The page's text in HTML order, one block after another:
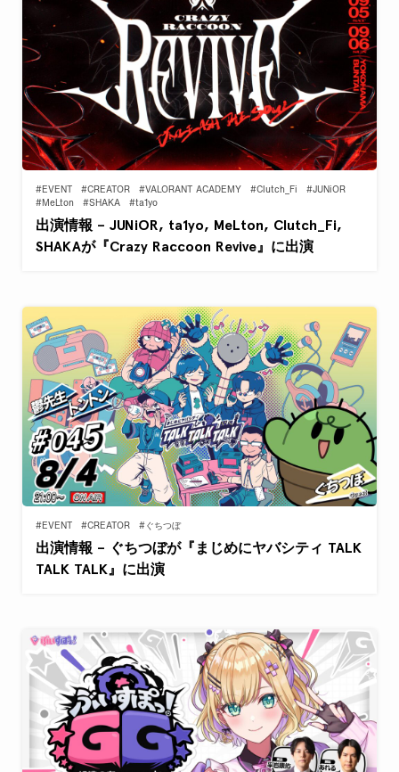
#EVENT #CREATOR #VALORANT ACADEMY #Clutch_Fi
#JUNiOR
#MeLton
#SHAKA #ta1yo
出演情報 – JUNiOR, ta1yo, MeLton, Clutch_Fi,
SHAKAが『Crazy Raccoon Revive』に出演
#EVENT #CREATOR #ぐちつぼ
出演情報 – ぐちつぼが『まじめにヤバシティ TALK
TALK TALK』に出演